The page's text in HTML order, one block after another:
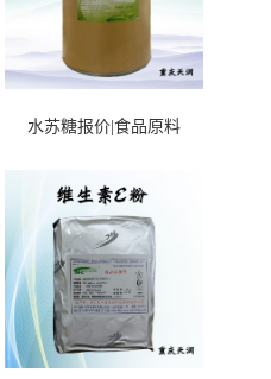
水苏糖报价|食品原料